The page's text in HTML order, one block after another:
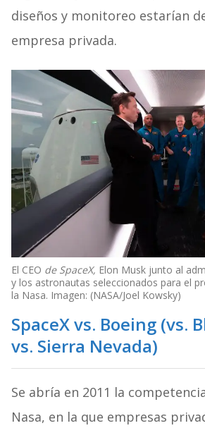
diseños y monitoreo estarían
empresa privada.
El CEO de SpaceX, Elon Musk junto al
y los astronautas seleccionados para el
la Nasa. Imagen: (NASA/Joel Kowsky)
SpaceX vs. Boeing (vs.
vs. Sierra Nevada)
Se abría en 2011 la
Nasa, en la que empresas